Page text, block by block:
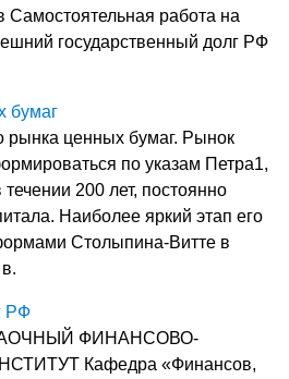
работа на
государственный долг РФ
бумаг
рынка ценных бумаг. Рынок
по указам Петра1,
200 лет, постоянно
Наиболее яркий этап его
Столыпина-Витте в
РФ
ФИНАНСОВО-
Кафедра «Финансов,